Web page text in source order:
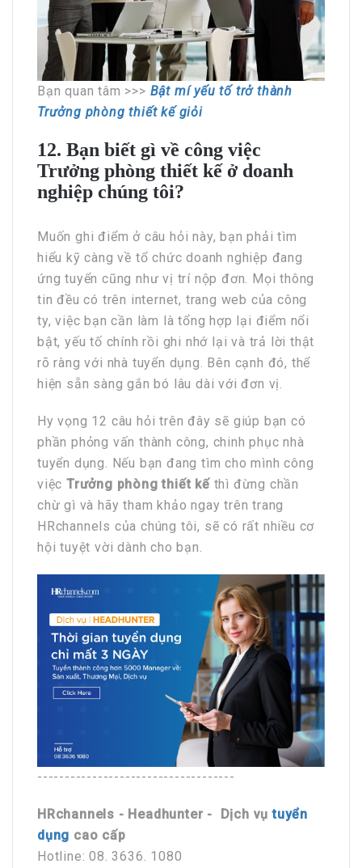
Bạn quan tâm >>> Bật mí yếu tố trở thành
Trưởng phòng thiết kế giỏi
12. Bạn biết gì về công việc
Trưởng phòng thiết kế ở doanh
nghiệp chúng tôi?
Muốn ghi điểm ở câu hỏi này, bạn phải tìm
hiểu kỹ càng về tổ chức doanh nghiệp đang
ứng tuyển cũng như vị trí nộp đơn. Mọi thông
tin đều có trên internet, trang web của công
ty, việc bạn cần làm là tổng hợp lại điểm nổi
bật, yếu tố chính rồi ghi nhớ lại và trả lời thật
rõ ràng với nhà tuyển dụng. Bên cạnh đó, thể
hiện sẵn sàng gắn bó lâu dài với đơn vị.
Hy vọng 12 câu hỏi trên đây sẽ giúp bạn có
phần phỏng vấn thành công, chinh phục nhà
tuyển dụng. Nếu bạn đang tìm cho mình công
việc Trưởng phòng thiết kế thì đừng chần
chừ gì và hãy tham khảo ngay trên trang
HRchannels của chúng tôi, sẽ có rất nhiều cơ
hội tuyệt vời dành cho bạn.
------------------------------------
HRchannels - Headhunter - Dịch vụtuyển
dụng cao cấp
Hotline: 08. 3636. 1080